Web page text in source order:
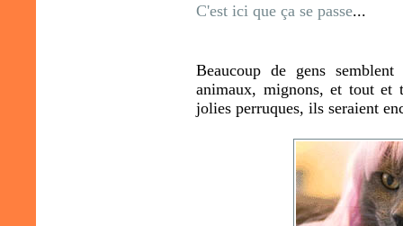
C'est ici que ça se passe...
Beaucoup de gens
animaux, mignons, et tout et
jolies perruques, ils seraient